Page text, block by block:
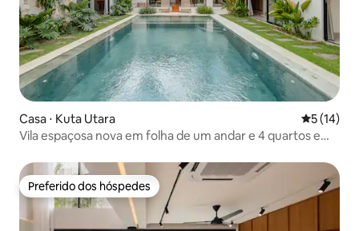
Casa ⋅ Kuta Utara 5 de uma
5 (14)
Vila espaçosa nova em folha de um andar e 4 quartos em
Preferido dos hóspedes
Preferido dos hóspedes